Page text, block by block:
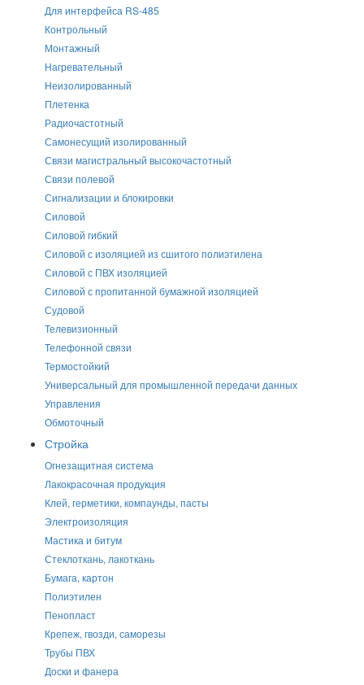
Для интерфейса RS-485
Контрольный
Монтажный
Нагревательный
Неизолированный
Плетенка
Радиочастотный
Самонесущий изолированный
Связи магистральный высокочастотный
Связи полевой
Сигнализации и блокировки
Силовой
Силовой гибкий
Силовой с изоляцией из сшитого полиэтилена
Силовой с ПВХ изоляцией
Силовой с пропитанной бумажной изоляцией
Судовой
Телевизионный
Телефонной связи
Термостойкий
Универсальный для промышленной передачи данных
Управления
Обмоточный
Стройка
Огнезащитная система
Лакокрасочная продукция
Клей, герметики, компаунды, пасты
Электроизоляция
Мастика и битум
Стеклоткань, лакоткань
Бумага, картон
Полиэтилен
Пенопласт
Крепеж, гвозди, саморезы
Трубы ПВХ
Доски и фанера